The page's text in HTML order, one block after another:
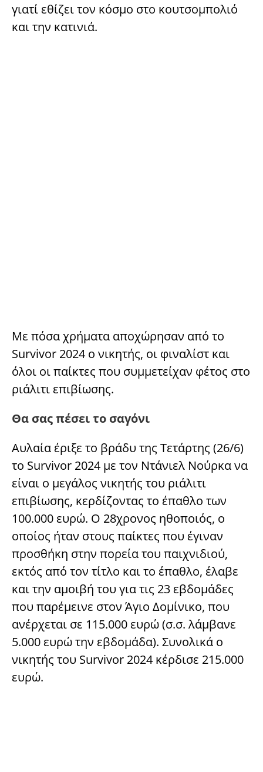
γιατί εθίζει τον κόσμο στο κουτσομπολιό
και την κατινιά.
Με πόσα χρήματα αποχώρησαν από το
Survivor 2024 ο νικητής, οι φιναλίστ και
όλοι οι παίκτες που συμμετείχαν φέτος στο
ριάλιτι επιβίωσης.
Θα σας πέσει το σαγόνι
Αυλαία έριξε το βράδυ της Τετάρτης (26/6)
το Survivor 2024 με τον Ντάνιελ Νούρκα να
είναι ο μεγάλος νικητής του ριάλιτι
επιβίωσης, κερδίζοντας το έπαθλο των
100.000 ευρώ. Ο 28χρονος ηθοποιός, ο
οποίος ήταν στους παίκτες που έγιναν
προσθήκη στην πορεία του παιχνιδιού,
εκτός από τον τίτλο και το έπαθλο, έλαβε
και την αμοιβή του για τις 23 εβδομάδες
που παρέμεινε στον Άγιο Δομίνικο, που
ανέρχεται σε 115.000 ευρώ (σ.σ. λάμβανε
5.000 ευρώ την εβδομάδα). Συνολικά ο
νικητής του Survivor 2024 κέρδισε 215.000
ευρώ.